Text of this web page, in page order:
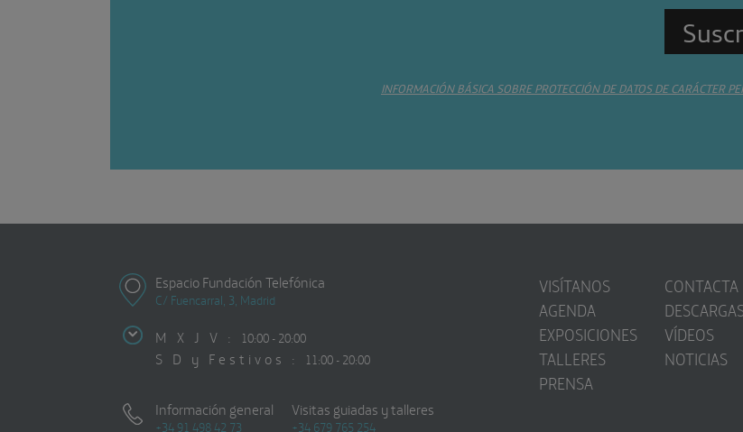
INFORMACIÓN BÁSICA SOBRE PROTECCIÓN DE DATOS DE CARÁCTER
Espacio Fundación Telefónica
C/ Fuencarral, 3, Madrid
M X J V : 10:00 - 20:00
S D y Festivos : 11:00 - 20:00
Información general
+34 91 498 42 73
Visitas guiadas y talleres
+34 679 765 254
VISÍTANOS
AGENDA
EXPOSICIONES
TALLERES
PRENSA
CONTACTA
VÍDEOS
NOTICIAS